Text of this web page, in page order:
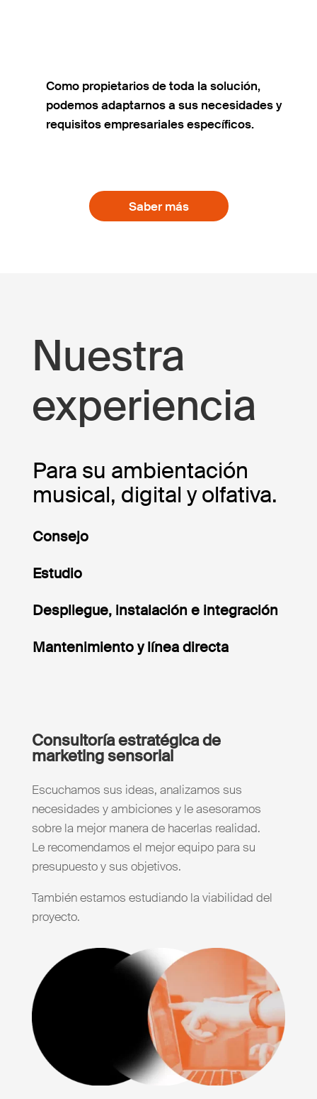
Como propietarios de toda la solución,
podemos adaptarnos a sus necesidades y
requisitos empresariales específicos.
Saber más
Nuestra
experiencia
Para su ambientación
musical, digital y olfativa.
Consejo
Estudio
Despliegue, instalación e integración
Mantenimiento y línea directa
Consultoría estratégica de
marketing sensorial
Escuchamos sus ideas, analizamos sus
necesidades y ambiciones y le asesoramos
sobre la mejor manera de hacerlas realidad.
Le recomendamos el mejor equipo para su
presupuesto y sus objetivos.
También estamos estudiando la viabilidad del
proyecto.